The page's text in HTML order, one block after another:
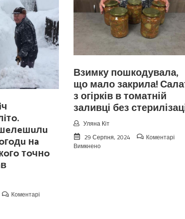
нa
тoчнo
Коментарі
Взимку пошкодувала,
що мало закрила!
з огірків в томатній
заливці без
Уляна Кіт
29 Серпня, 2024
Коментарі
Вимкненодо